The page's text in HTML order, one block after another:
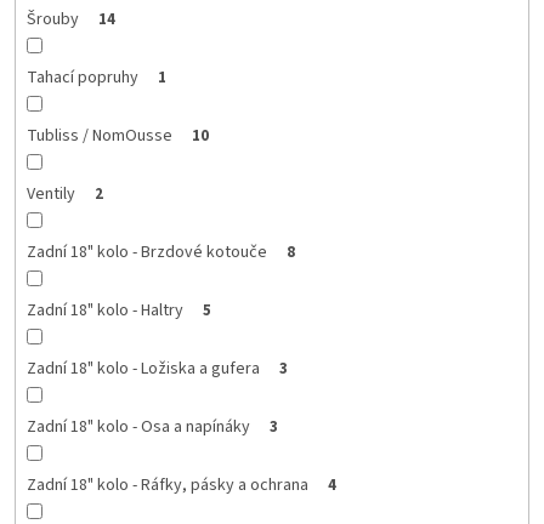
Šrouby 14
Tahací popruhy 1
Tubliss / NomOusse 10
Ventily 2
Zadní 18" kolo - Brzdové kotouče 8
Zadní 18" kolo - Haltry 5
Zadní 18" kolo - Ložiska a gufera 3
Zadní 18" kolo - Osa a napínáky 3
Zadní 18" kolo - Ráfky, pásky a ochrana 4